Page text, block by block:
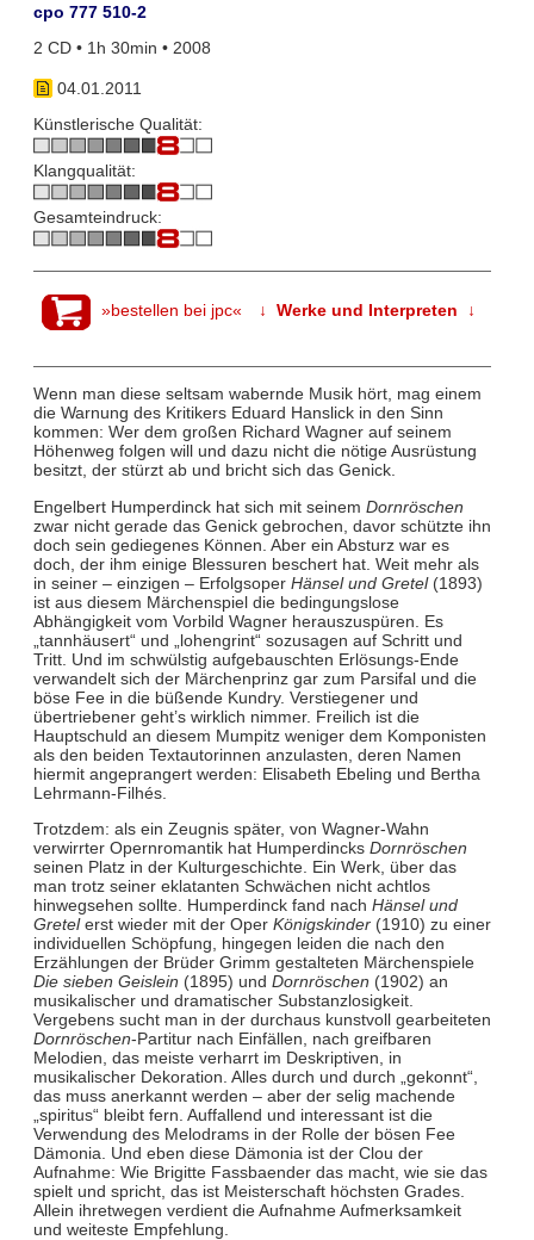
cpo 777 510-2
2 CD • 1h 30min • 2008
04.01.2011
Künstlerische Qualität:
Klangqualität:
Gesamteindruck:
»bestellen bei jpc« ↓ Werke und Interpreten ↓
Wenn man diese seltsam wabernde Musik hört, mag einem
die Warnung des Kritikers Eduard Hanslick in den Sinn
kommen: Wer dem großen Richard Wagner auf seinem
Höhenweg folgen will und dazu nicht die nötige Ausrüstung
besitzt, der stürzt ab und bricht sich das Genick.
Engelbert Humperdinck hat sich mit seinem Dornröschen
zwar nicht gerade das Genick gebrochen, davor schützte ihn
doch sein gediegenes Können. Aber ein Absturz war es
doch, der ihm einige Blessuren beschert hat. Weit mehr als
in seiner – einzigen – Erfolgsoper Hänsel und Gretel(1893)
ist aus diesem Märchenspiel die bedingungslose
Abhängigkeit vom Vorbild Wagner herauszuspüren. Es
„tannhäusert“ und „lohengrint“ sozusagen auf Schritt und
Tritt. Und im schwülstig aufgebauschten Erlösungs-Ende
verwandelt sich der Märchenprinz gar zum Parsifal und die
böse Fee in die büßende Kundry. Verstiegener und
übertriebener geht’s wirklich nimmer. Freilich ist die
Hauptschuld an diesem Mumpitz weniger dem Komponisten
als den beiden Textautorinnen anzulasten, deren Namen
hiermit angeprangert werden: Elisabeth Ebeling und Bertha
Lehrmann-Filhés.
Trotzdem: als ein Zeugnis später, von Wagner-Wahn
verwirrter Opernromantik hat Humperdincks Dornröschen
seinen Platz in der Kulturgeschichte. Ein Werk, über das
man trotz seiner eklatanten Schwächen nicht achtlos
hinwegsehen sollte. Humperdinck fand nach Hänsel und
Gretelerst wieder mit der OperKönigskinder(1910) zu einer
individuellen Schöpfung, hingegen leiden die nach den
Erzählungen der Brüder Grimm gestalteten Märchenspiele
Die sieben Geislein (1895) und Dornröschen (1902) an
musikalischer und dramatischer Substanzlosigkeit.
Vergebens sucht man in der durchaus kunstvoll gearbeiteten
Dornröschen-Partitur nach Einfällen, nach greifbaren
Melodien, das meiste verharrt im Deskriptiven, in
musikalischer Dekoration. Alles durch und durch „gekonnt“,
das muss anerkannt werden – aber der selig machende
„spiritus“ bleibt fern. Auffallend und interessant ist die
Verwendung des Melodrams in der Rolle der bösen Fee
Dämonia. Und eben diese Dämonia ist der Clou der
Aufnahme: Wie Brigitte Fassbaender das macht, wie sie das
spielt und spricht, das ist Meisterschaft höchsten Grades.
Allein ihretwegen verdient die Aufnahme Aufmerksamkeit
und weiteste Empfehlung.